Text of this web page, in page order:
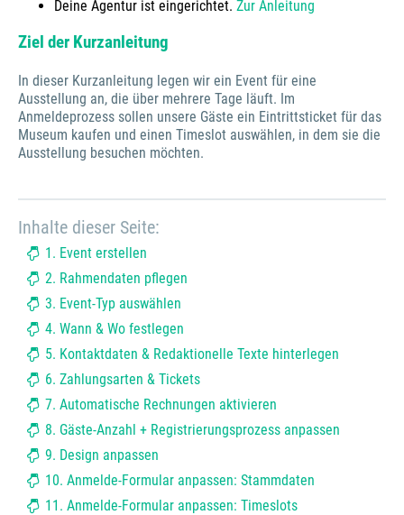
Deine Agentur ist eingerichtet. Zur Anleitung
Ziel der Kurzanleitung
In dieser Kurzanleitung legen wir ein Event für eine
Ausstellung an, die über mehrere Tage läuft. Im
Anmeldeprozess sollen unsere Gäste ein Eintrittsticket für das
Museum kaufen und einen Timeslot auswählen, in dem sie die
Ausstellung besuchen möchten.
Inhalte dieser Seite:
1. Event erstellen
2. Rahmendaten pflegen
3. Event-Typ auswählen
4. Wann & Wo festlegen
5. Kontaktdaten & Redaktionelle Texte hinterlegen
6. Zahlungsarten & Tickets
7. Automatische Rechnungen aktivieren
8. Gäste-Anzahl + Registrierungsprozess anpassen
9. Design anpassen
10. Anmelde-Formular anpassen: Stammdaten
11. Anmelde-Formular anpassen: Timeslots